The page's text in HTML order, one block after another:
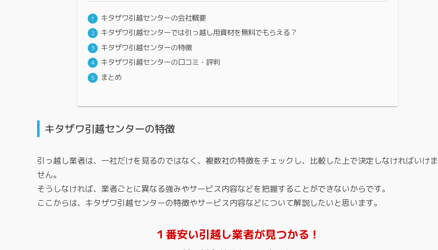
キタザワ引越センターの会社概要
キタザワ引越センターでは引っ越し用資材を無料でもらえる？
キタザワ引越センターの特徴
キタザワ引越センターの口コミ・評判
まとめ
キタザワ引越センターの特徴
引っ越し業者は、一社だけを見るのではなく、複数社の特徴をチェックし、比較した上で決定しなければいけま
せん。
そうしなければ、業者ごとに異なる強みやサービス内容などを把握することができないからです。
ここからは、キタザワ引越センターの特徴やサービス内容などについて解説したいと思います。
１番安い引越し業者が見つかる！